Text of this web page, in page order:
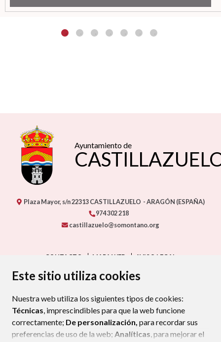
Este sitio utiliza cookies
Nuestra web utiliza los siguientes tipos de cookies:
Técnicas, imprescindibles para que la web funcione
correctamente; De personalización, para recordar sus
preferencias de uso de la web; Analíticas, para mejorar el
Ayuntamiento de
Plaza Mayor, s/n22313 CASTILLAZUELO - ARAGÓN (ESPAÑA)
974 302 218
castillazuelo@somontano.org
CONTACTO MAPA WEB
AVISO LEGAL
PROTECCIÓN DE DATOS
POLÍTICA DE COOKIES